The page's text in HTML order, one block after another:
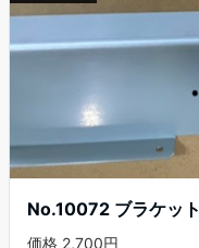
No.10072 ブラケット
価格 2,700円